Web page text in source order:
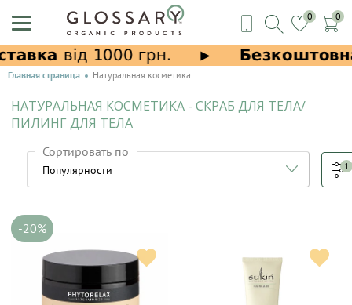
0 0
Главная страница Натуральная косметика
НАТУРАЛЬНАЯ КОСМЕТИКА - СКРАБ ДЛЯ ТЕЛА/
ПИЛИНГ ДЛЯ ТЕЛА
Сортировать по
1
-20%